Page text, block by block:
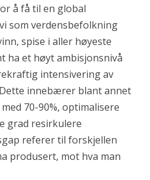
å få til en global
som verdensbefolkning
spise i aller høyeste
ha et høyt ambisjonsnivå
intensivering av
innebærer blant annet
70-90%, optimalisere
grad resirkulere
referer til forskjellen
produsert, mot hva man